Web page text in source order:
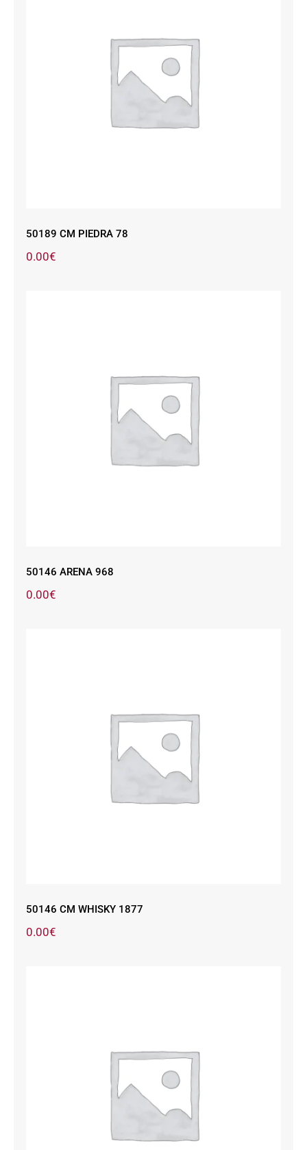
50189 CM PIEDRA 78
50189 CM PIEDRA 78
0.00€
50146 ARENA 968
50146 ARENA 968
0.00€
50146 CM WHISKY 1877
50146 CM WHISKY 1877
0.00€
50189 CM PIEDRA 78